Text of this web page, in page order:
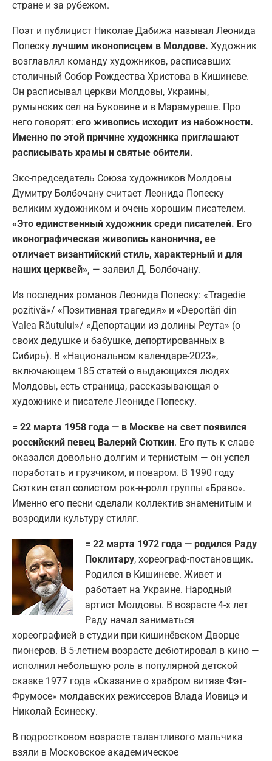
стране и за рубежом.
Поэт и публицист Николае Дабижа называл Леонида
Попеску лучшим иконописцем в Молдове. Художник
возглавлял команду художников, расписавших
столичный Собор Рождества Христова в Кишиневе.
Он расписывал церкви Молдовы, Украины,
румынских сел на Буковине и в Марамуреше. Про
него говорят: его живопись исходит из набожности.
Именно по этой причине художника приглашают
расписывать храмы и святые обители.
Экс-председатель Союза художников Молдовы
Думитру Болбочану считает Леонида Попеску
великим художником и очень хорошим писателем.
«Это единственный художник среди писателей. Его
иконографическая живопись канонична, ее
отличает византийский стиль, характерный и для
наших церквей», — заявил Д. Болбочану.
Из последних романов Леонида Попеску: «Tragedie
pozitivă»/ «Позитивная трагедия» и «Deportări din
Valea Răutului»/ «Депортации из долины Реута» (о
своих дедушке и бабушке, депортированных в
Сибирь). В «Национальном календаре-2023»,
включающем 185 статей о выдающихся людях
Молдовы, есть страница, рассказывающая о
художнике и писателе Леониде Попеску.
= 22 марта 1958 года — в Москве на свет появился
российский певец Валерий Сюткин. Его путь к славе
оказался довольно долгим и тернистым — он успел
поработать и грузчиком, и поваром. В 1990 году
Сюткин стал солистом рок-н-ролл группы «Браво».
Именно его песни сделали коллектив знаменитым и
возродили культуру стиляг.
= 22 марта 1972 года — родился Раду
Поклитару, хореограф-постановщик.
Родился в Кишиневе. Живет и
работает на Украине. Народный
артист Молдовы. В возрасте 4-х лет
Раду начал заниматься
хореографией в студии при кишинёвском Дворце
пионеров. В 5-летнем возрасте дебютировал в кино —
исполнил небольшую роль в популярной детской
сказке 1977 года «Сказание о храбром витязе Фэт-
Фрумосе» молдавских режиссеров Влада Иовицэ и
Николай Есинеску.
В подростковом возрасте талантливого мальчика
взяли в Московское академическое